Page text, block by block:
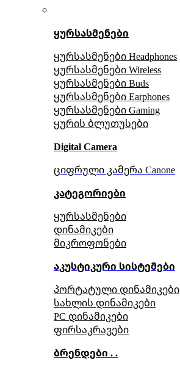
ყურსასმენები
ყურსასმენები Headphones
ყურსასმენები Wireless
ყურსასმენები Buds
ყურსასმენები Earphones
ყურსასმენები Gaming
ყურის ბლუთუსები
Digital Camera
ციფრული კამერა Сanone
კატეგორიები
ყურსასმენები
დინამიკები
მიკროფონები
აკუსტიკური სისტემები
პორტატული დინამიკები
სახლის დინამიკები
PC დინამიკები
ფირსაკრავები
ბრენდები . .